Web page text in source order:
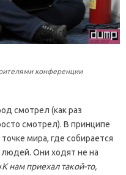
конференции
смотрел (как раз
смотрел). В принципе
мира, где собирается
Они ходят не на
К нам приехал такой-то,